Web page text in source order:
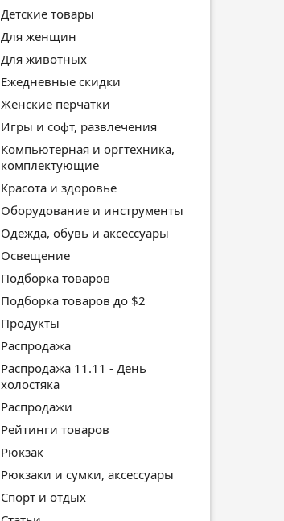
Детские товары
Для женщин
Для животных
Ежедневные скидки
Женские перчатки
Игры и софт, развлечения
Компьютерная и оргтехника,
комплектующие
Красота и здоровье
Оборудование и инструменты
Одежда, обувь и аксессуары
Освещение
Подборка товаров
Подборка товаров до $2
Продукты
Распродажа
Распродажа 11.11 - День
холостяка
Распродажи
Рейтинги товаров
Рюкзак
Рюкзаки и сумки, аксессуары
Спорт и отдых